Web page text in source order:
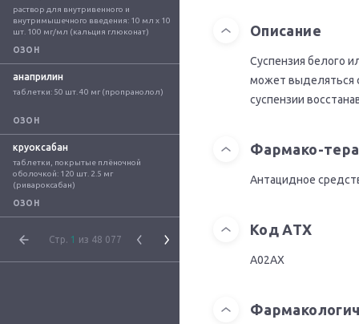
раствор для внутривенного и
внутримышечного введения: 10 мл x 10
шт. 100 мг/мл (кальция глюконат)
ОЗОН
анаприлин
таблетки: 50 шт. 40 мг (пропранолол)
ОЗОН
круоксабан
таблетки, покрытые плёночной
оболочкой: 120 шт. 2.5 мг
(ривароксабан)
ОЗОН
Стр. 1 из 48 077
Описание
Суспензия белого
может выделяться
суспензии
Фармако-
Антацидное
Код АТХ
A02AX